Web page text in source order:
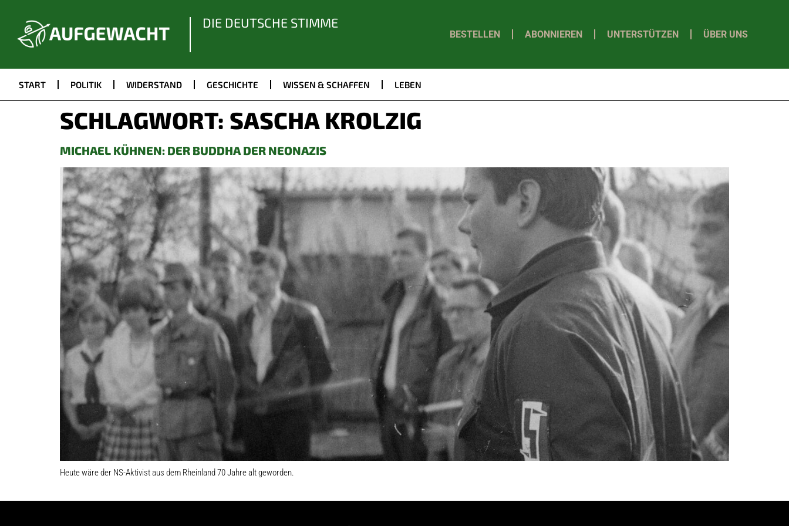
DIE DEUTSCHE STIMME
BESTELLEN ABONNIEREN UNTERSTÜTZEN ÜBER UNS
START POLITIK WIDERSTAND GESCHICHTE WISSEN & SCHAFFEN LEBEN
SCHLAGWORT: SASCHA KROLZIG
MICHAEL KÜHNEN: DER BUDDHA DER NEONAZIS
Heute wäre der NS-Aktivist aus dem Rheinland 70 Jahre alt geworden.